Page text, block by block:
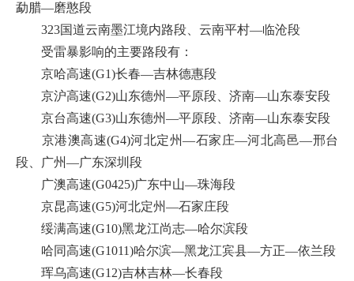
勐腊—磨憨段
323国道云南墨江境内路段、云南平村—临沧段
受雷暴影响的主要路段有：
京哈高速(G1)长春—吉林德惠段
京沪高速(G2)山东德州—平原段、济南—山东泰安段
京台高速(G3)山东德州—平原段、济南—山东泰安段
京港澳高速(G4)河北定州—石家庄—河北高邑—邢台
段、广州—广东深圳段
广澳高速(G0425)广东中山—珠海段
京昆高速(G5)河北定州—石家庄段
绥满高速(G10)黑龙江尚志—哈尔滨段
哈同高速(G1011)哈尔滨—黑龙江宾县—方正—依兰段
珲乌高速(G12)吉林吉林—长春段